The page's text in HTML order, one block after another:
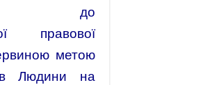
до
правової
метою
Людини на